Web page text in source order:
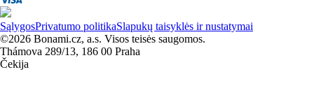
SąlygosPrivatumo politikaSlapukų taisyklės ir nustatymai
©2026 Bonami.cz, a.s. Visos teisės saugomos.
Thámova 289/13, 186 00 Praha
Čekija